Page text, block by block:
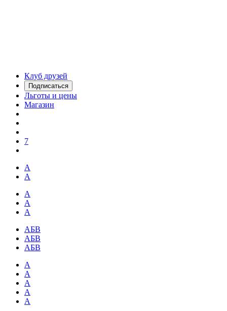
Клуб друзей
Подписаться
Льготы и цены
Магазин
7
А
А
А
А
А
АБВ
АБВ
АБВ
А
А
А
А
А